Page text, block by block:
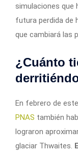
simulaciones que
futura perdida de
que cambiará las
¿Cuánto
En febrero de
PNAS también
lograron
glaciar Thwaites.